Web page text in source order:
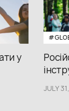
у
JULY